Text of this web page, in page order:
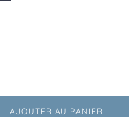
AJOUTER AU PANIER